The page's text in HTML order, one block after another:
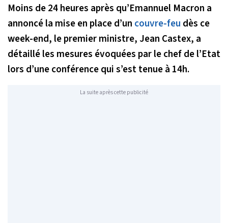
Moins de 24 heures après qu’Emannuel Macron a
annoncé la mise en place d’un couvre-feu dès ce
week-end, le premier ministre, Jean Castex, a
détaillé les mesures évoquées par le chef de l’Etat
lors d’une conférence qui s’est tenue à 14h.
La suite après cette publicité